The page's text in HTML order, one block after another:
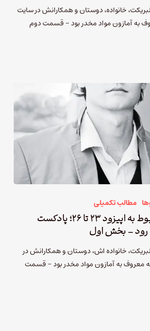
خانواده‌، دوستان و همکارانش در سایت
به آمازون مواد مخدر بود – قسمت دوم
مطالب تکمیلی
عکس‌های مربوط به اپیزود ۲۳ تا ۲۶؛ پادکست
– بخش اول
خانواده اش، دوستان و همکارانش در
معروف به آمازون مواد مخدر بود – قسمت